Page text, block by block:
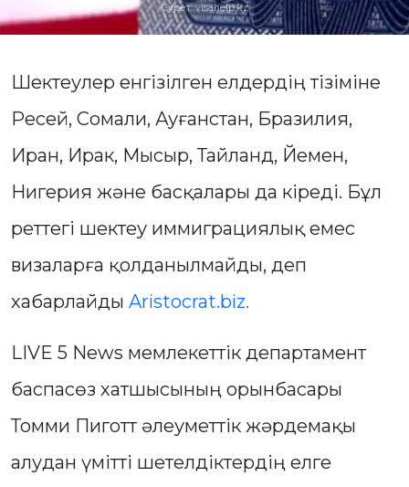
Сурет: visahelp.kz
Шектеулер енгізілген елдердің тізіміне
Ресей, Сомали, Ауғанстан, Бразилия,
Иран, Ирак, Мысыр, Тайланд, Йемен,
Нигерия және басқалары да кіреді. Бұл
реттегі шектеу иммиграциялық емес
визаларға қолданылмайды, деп
хабарлайды Aristocrat.biz.
LIVE 5 News мемлекеттік департамент
баспасөз хатшысының орынбасары
Томми Пиготт әлеуметтік жәрдемақы
алудан үмітті шетелдіктердің елге